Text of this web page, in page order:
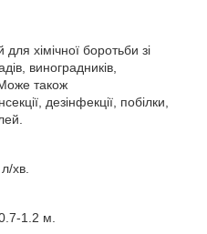
хімічної боротьби зі
виноградників,
також
дезінфекції, побілки,
хв.
1.2 м.